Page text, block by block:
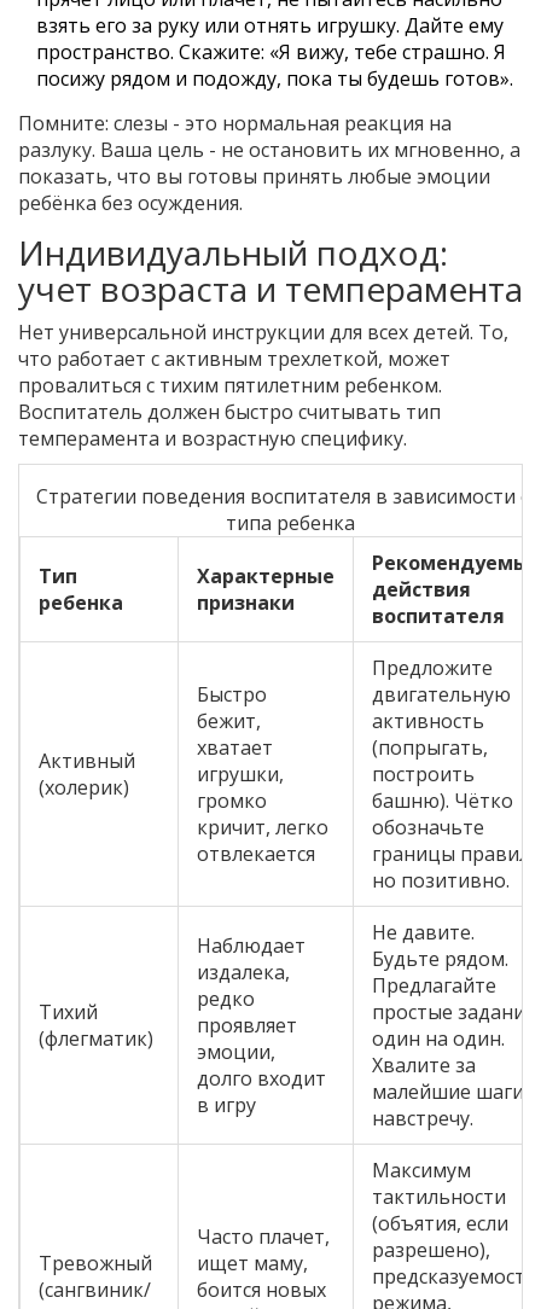
взять его за руку или отнять игрушку. Дайте ему
пространство. Скажите: «Я вижу, тебе страшно. Я
посижу рядом и подожду, пока ты будешь готов».
Помните: слезы - это нормальная реакция на
разлуку. Ваша цель - не остановить их мгновенно, а
показать, что вы готовы принять любые эмоции
ребёнка без осуждения.
Индивидуальный подход:
учет возраста и темперамента
Нет универсальной инструкции для всех детей. То,
что работает с активным трехлеткой, может
провалиться с тихим пятилетним ребенком.
Воспитатель должен быстро считывать тип
темперамента и возрастную специфику.
Стратегии поведения воспитателя в зависимости
типа ребенка
Тип
ребенка
Характерные
признаки
Рекомендуемые
действия
воспитателя
Активный
(холерик)
Быстро
бежит,
хватает
игрушки,
громко
кричит, легко
отвлекается
Предложите
двигательную
активность
(попрыгать,
построить
башню). Чётко
обозначьте
границы правил,
но позитивно.
Тихий
(флегматик)
Наблюдает
издалека,
редко
проявляет
эмоции,
долго входит
в игру
Не давите.
Будьте рядом.
Предлагайте
простые задания
один на один.
Хвалите за
малейшие шаги
навстречу.
Тревожный
(сангвиник/
Часто плачет,
ищет маму,
боится новых
Максимум
тактильности
(объятия, если
разрешено),
предсказуемость
режима,